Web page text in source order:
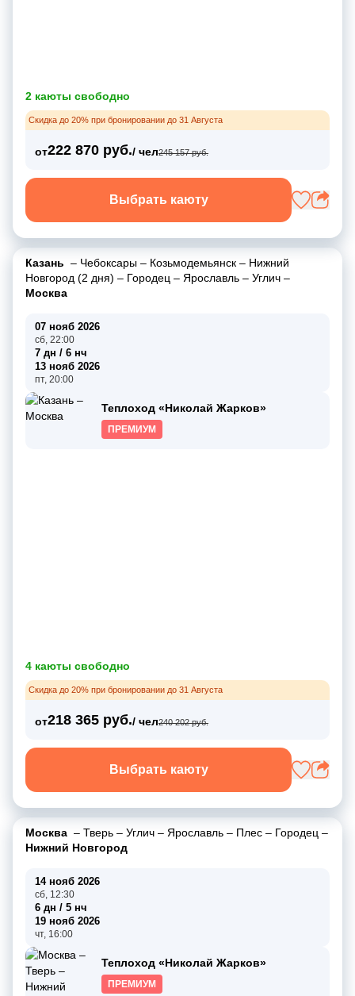
2 каюты свободно
Скидка до 20% при бронировании до 31 Августа
от222 870 руб./ чел245 157 руб.
Выбрать каюту
Казань – Чебоксары – Козьмодемьянск – Нижний
Новгород (2 дня) – Городец – Ярославль – Углич –
Москва
07 нояб 2026
сб, 22:00
7 дн / 6 нч
13 нояб 2026
пт, 20:00
Теплоход «Николай Жарков»
ПРЕМИУМ
4 каюты свободно
Скидка до 20% при бронировании до 31 Августа
от218 365 руб./ чел240 202 руб.
Выбрать каюту
Москва – Тверь – Углич – Ярославль – Плес – Городец –
Нижний Новгород
14 нояб 2026
сб, 12:30
6 дн / 5 нч
19 нояб 2026
чт, 16:00
Теплоход «Николай Жарков»
ПРЕМИУМ